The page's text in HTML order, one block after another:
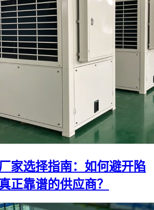
家选择指南：如何避开陷
正靠谱的供应商？